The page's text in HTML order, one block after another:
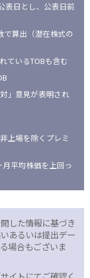
表日とし、公表日前
算出（潜在株式の
ているTOBも含む
」意見が表明され
上場を除くプレミ
平均株価を上回っ
した情報に基づき
あるいは提出デー
場合もございま